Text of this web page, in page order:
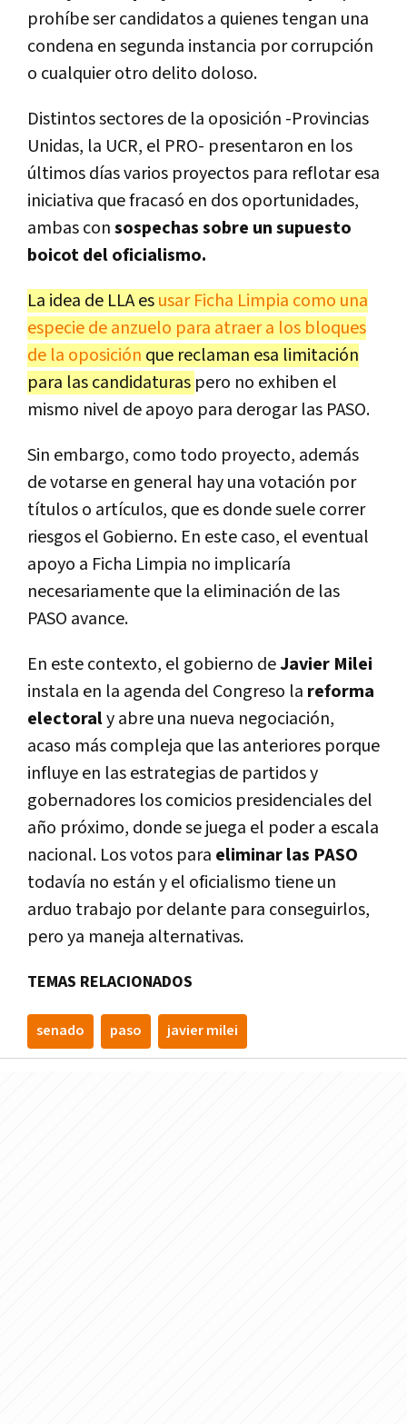
prohíbe ser candidatos a quienes tengan una
condena en segunda instancia por corrupción
o cualquier otro delito doloso.
Distintos sectores de la oposición -Provincias
Unidas, la UCR, el PRO- presentaron en los
últimos días varios proyectos para reflotar esa
iniciativa que fracasó en dos oportunidades,
ambas consospechas sobre un supuesto
boicot del oficialismo.
La idea de LLA esusar Ficha Limpia como una
especie de anzuelo para atraer a los bloques
de la oposición que reclaman esa limitación
para las candidaturas pero no exhiben el
mismo nivel de apoyo para derogar las PASO.
Sin embargo, como todo proyecto, además
de votarse en general hay una votación por
títulos o artículos, que es donde suele correr
riesgos el Gobierno. En este caso, el eventual
apoyo a Ficha Limpia no implicaría
necesariamente que la eliminación de las
PASO avance.
En este contexto, el gobierno deJavier Milei
instala en la agenda del Congreso la reforma
electoraly abre una nueva negociación,
acaso más compleja que las anteriores porque
influye en las estrategias de partidos y
gobernadores los comicios presidenciales del
año próximo, donde se juega el poder a escala
nacional. Los votos para eliminar las PASO
todavía no están y el oficialismo tiene un
arduo trabajo por delante para conseguirlos,
pero ya maneja alternativas.
TEMAS RELACIONADOS
senado paso javier milei